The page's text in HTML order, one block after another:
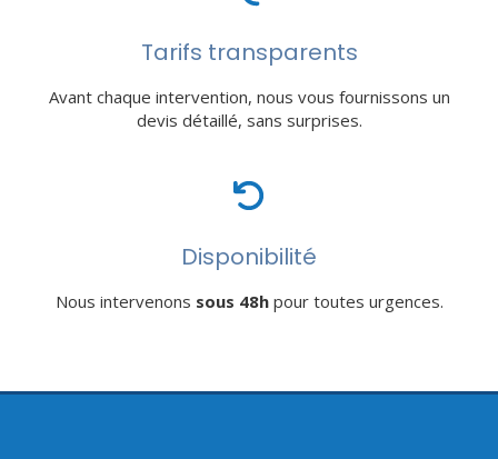
Tarifs transparents
Avant chaque intervention, nous vous fournissons un
devis détaillé, sans surprises.
Disponibilité
Nous intervenons sous 48hpour toutes urgences.